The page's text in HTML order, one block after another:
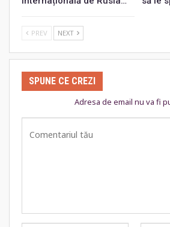
PREV NEXT
SPUNE CE CREZI
Adresa de email nu va fi